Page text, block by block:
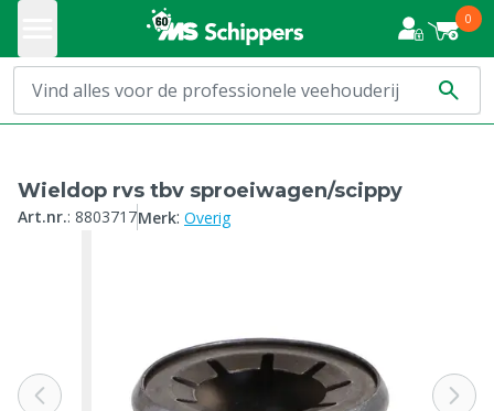
0
Wieldop rvs tbv sproeiwagen/scippy
Art.nr.: 8803717Merk: Overig